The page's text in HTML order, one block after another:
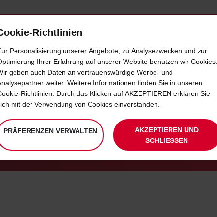
LOYALTY SELF-SERVICES
FÜR IHREN
BLEIBEN SIE IN VERBINDUNG ZUSATZFAHRER
Richtlinien
Personalisierung unserer Angebote, zu Analysezwecken und zur
Ihrer Erfahrung auf unserer Website benutzen wir Cookies.
geben auch Daten an vertrauenswürdige Werbe- und
weiter. Weitere Informationen finden Sie in unseren
Richtlinien. Durch das Klicken auf AKZEPTIEREN erklären Sie
mit der Verwendung von Cookies einverstanden.
PRÄFERENZEN VERWALTEN
AKZEPTIEREN UND
SCHLIESSEN